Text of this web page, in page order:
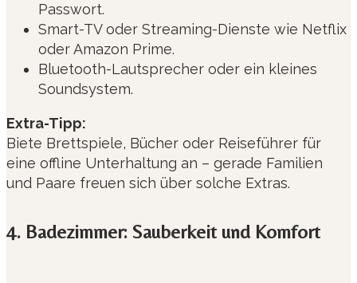
Passwort.
Smart-TV oder Streaming-Dienste wie Netflix
oder Amazon Prime.
Bluetooth-Lautsprecher oder ein kleines
Soundsystem.
Extra-Tipp:
Biete Brettspiele, Bücher oder Reiseführer für
eine offline Unterhaltung an – gerade Familien
und Paare freuen sich über solche Extras.
4. Badezimmer: Sauberkeit und Komfort